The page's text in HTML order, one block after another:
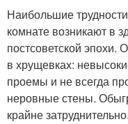
Наибольшие
комнате возникают в
постсоветской
в хрущевках:
проемы и не всегда
неровные стены.
крайне